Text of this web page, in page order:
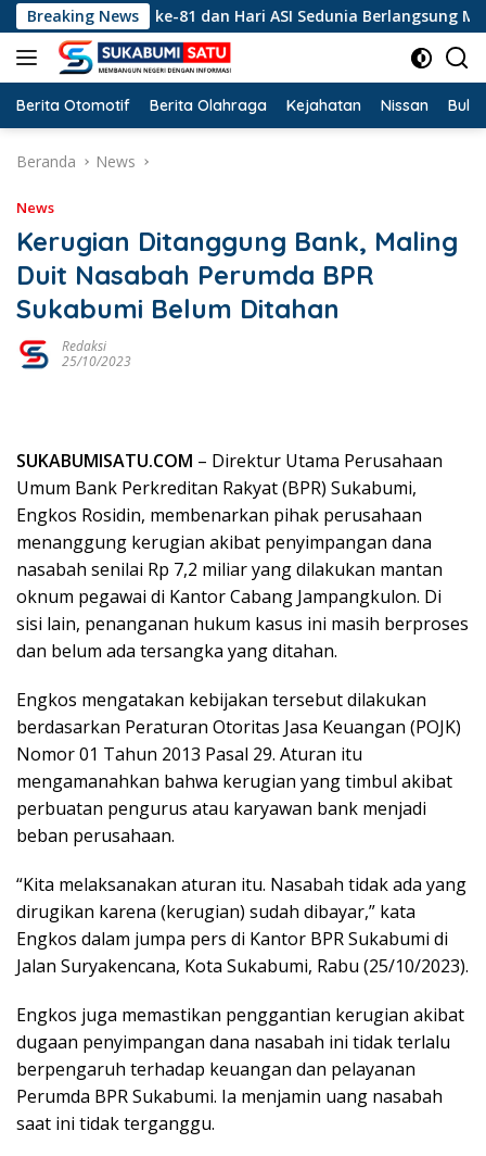
Langsung
ke
konten
Breaking News
HUT RI ke-81 dan Hari ASI Sedunia Berlangsung Meriah
Berita Otomotif Berita Olahraga Kejahatan Nissan
Beranda News
News
Kerugian Ditanggung Bank, Maling
Duit Nasabah Perumda BPR
Sukabumi Belum Ditahan
Redaksi
25/10/2023
SUKABUMISATU.COM – Direktur Utama Perusahaan
Umum Bank Perkreditan Rakyat (BPR) Sukabumi,
Engkos Rosidin, membenarkan pihak perusahaan
menanggung kerugian akibat penyimpangan dana
nasabah senilai Rp 7,2 miliar yang dilakukan mantan
oknum pegawai di Kantor Cabang Jampangkulon. Di
sisi lain, penanganan hukum kasus ini masih berproses
dan belum ada tersangka yang ditahan.
Engkos mengatakan kebijakan tersebut dilakukan
berdasarkan Peraturan Otoritas Jasa Keuangan (POJK)
Nomor 01 Tahun 2013 Pasal 29. Aturan itu
mengamanahkan bahwa kerugian yang timbul akibat
perbuatan pengurus atau karyawan bank menjadi
beban perusahaan.
“Kita melaksanakan aturan itu. Nasabah tidak ada yang
dirugikan karena (kerugian) sudah dibayar,” kata
Engkos dalam jumpa pers di Kantor BPR Sukabumi di
Jalan Suryakencana, Kota Sukabumi, Rabu (25/10/2023).
Engkos juga memastikan penggantian kerugian akibat
dugaan penyimpangan dana nasabah ini tidak terlalu
berpengaruh terhadap keuangan dan pelayanan
Perumda BPR Sukabumi. Ia menjamin uang nasabah
saat ini tidak terganggu.